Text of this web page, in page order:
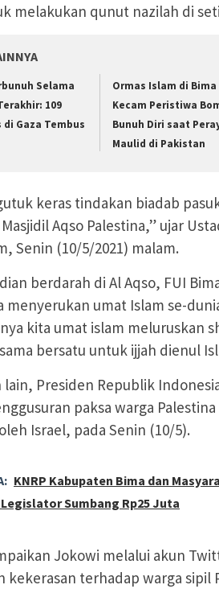
melakukan qunut nazilah di
Selama
109
Gaza Tembus
Ormas Islam di Bima
Kecam Peristiwa
Bunuh Diri saat
Maulid di Pakistan
keras tindakan biadab
Aqso Palestina,” ujar
Senin (10/5/2021) malam.
berdarah di Al Aqso, FUI
menyerukan umat Islam se-
kita umat islam meluruskan
bersatu untuk ijjah dienul
lain, Presiden Republik
paksa warga
Israel, pada Senin (10/5).
KNRP Kabupaten Bima dan
Sumbang Rp25 Juta
Jokowi melalui akun
kekerasan terhadap warga sipil